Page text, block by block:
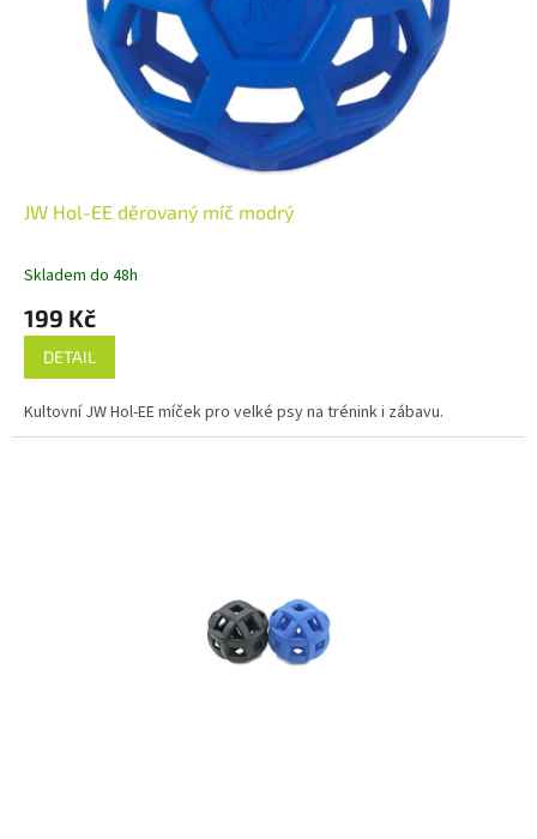
JW Hol-EE děrovaný míč modrý
Skladem do 48h
199 Kč
DETAIL
Kultovní JW Hol-EE míček pro velké psy na trénink i zábavu.